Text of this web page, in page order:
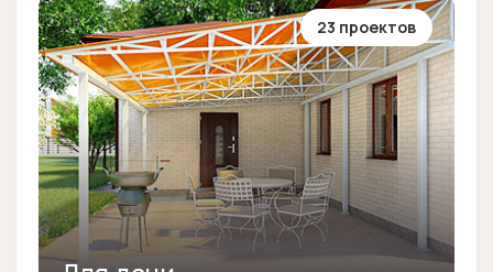
23 проектов